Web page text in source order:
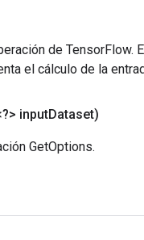
de TensorFlow.
el cálculo de la
inputDataset)
GetOptions.